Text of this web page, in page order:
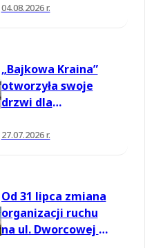
informowania dla
04.08.2026 r.
„Bajkowa Kraina”
otworzyła swoje
drzwi dla
27.07.2026 r.
Od 31 lipca zmiana
organizacji ruchu
na ul. Dworcowej w